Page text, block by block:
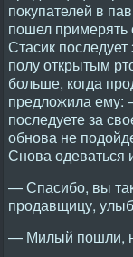
покупателей в
пошел примерять
Стасик
полу открытым
больше, когда
предложила ему:
последуете за
обнова не
Снова одеваться
— Спасибо, вы
продавщицу,
— Милый пошли,